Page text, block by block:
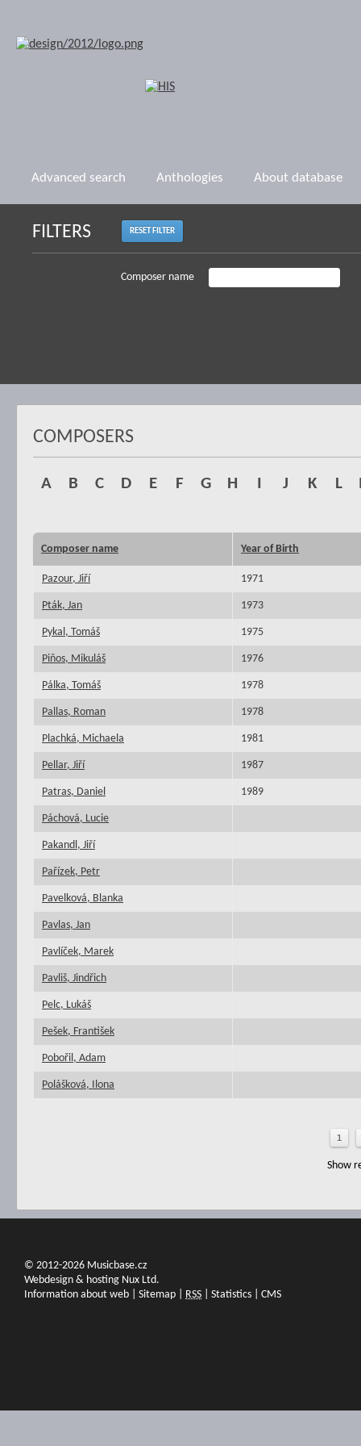
Advanced search Anthologies About database
FILTERS RESET FILTER
Composer name
COMPOSERS
A B C D E F G H J K L
Composer name Year of Birth
Pazour, Jiří 1971
Pták, Jan 1973
Pykal, Tomáš 1975
Piňos, Mikuláš 1976
Pálka, Tomáš 1978
Pallas, Roman 1978
Plachká, Michaela 1981
Pellar, Jiří 1987
Patras, Daniel 1989
Páchová, Lucie
Pakandl, Jiří
Pařízek, Petr
Pavelková, Blanka
Pavlas, Jan
Pavlíček, Marek
Pavliš, Jindřich
Pelc, Lukáš
Pešek, František
Pobořil, Adam
Polášková, Ilona
1
Show
© 2012-2026 Musicbase.cz
Webdesign & hosting Nux Ltd.
Information about web
Sitemap RSS Statistics CMS